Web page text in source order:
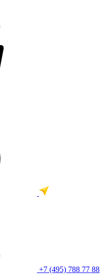
+7 (495) 788 77 88